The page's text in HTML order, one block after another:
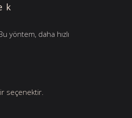
yöntem, daha hızlı
seçenektir.